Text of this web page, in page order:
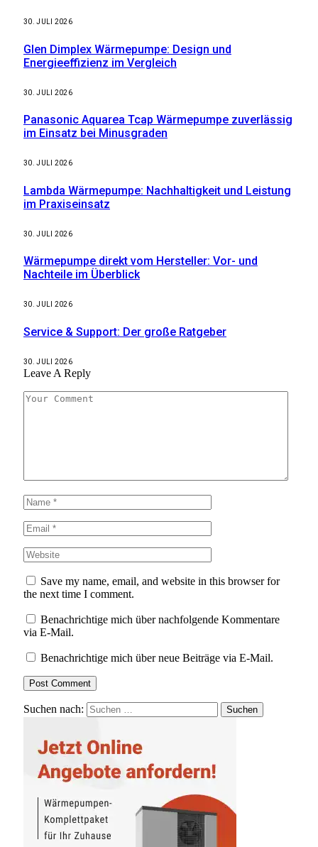
30. JULI 2026
Glen Dimplex Wärmepumpe: Design und
Energieeffizienz im Vergleich
30. JULI 2026
Panasonic Aquarea Tcap Wärmepumpe zuverlässig
im Einsatz bei Minusgraden
30. JULI 2026
Lambda Wärmepumpe: Nachhaltigkeit und Leistung
im Praxiseinsatz
30. JULI 2026
Wärmepumpe direkt vom Hersteller: Vor- und
Nachteile im Überblick
30. JULI 2026
Service & Support: Der große Ratgeber
30. JULI 2026
Leave A Reply
Save my name, email, and website in this browser for
the next time I comment.
Benachrichtige mich über nachfolgende Kommentare
via E-Mail.
Benachrichtige mich über neue Beiträge via E-Mail.
Suchen nach: